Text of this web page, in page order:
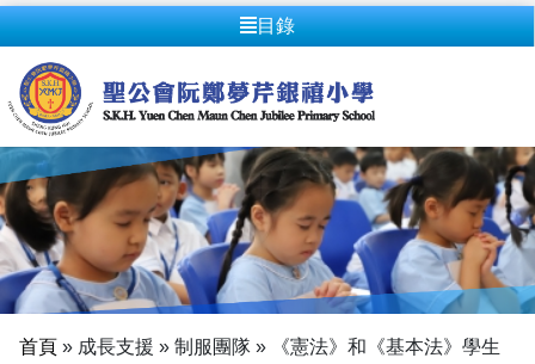
目錄
首頁 » 成長支援 » 制服團隊 »
《憲法》和《基本法》學生